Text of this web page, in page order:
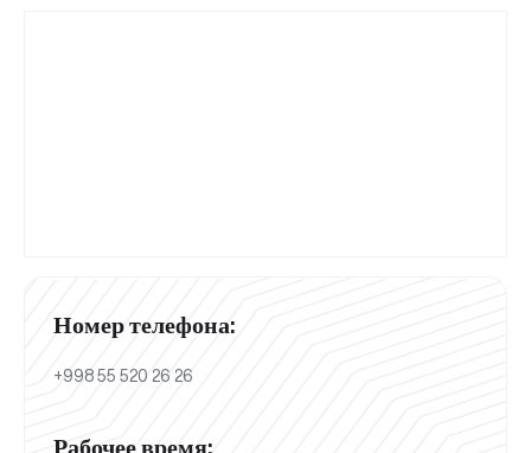
Номер телефона:
+998 55 520 26 26
Рабочее время: